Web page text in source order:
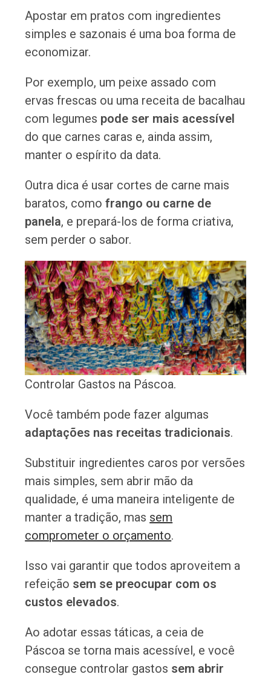
Apostar em pratos com ingredientes
simples e sazonais é uma boa forma de
economizar.
Por exemplo, um peixe assado com
ervas frescas ou uma receita de bacalhau
com legumes pode ser mais acessível
do que carnes caras e, ainda assim,
manter o espírito da data.
Outra dica é usar cortes de carne mais
baratos, comofrango ou carne de
panela, e prepará-los de forma criativa,
sem perder o sabor.
Controlar Gastos na Páscoa.
Você também pode fazer algumas
adaptações nas receitas tradicionais.
Substituir ingredientes caros por versões
mais simples, sem abrir mão da
qualidade, é uma maneira inteligente de
manter a tradição, mas sem
comprometer o orçamento.
Isso vai garantir que todos aproveitem a
refeição sem se preocupar com os
custos elevados.
Ao adotar essas táticas, a ceia de
Páscoa se torna mais acessível, e você
consegue controlar gastos sem abrir